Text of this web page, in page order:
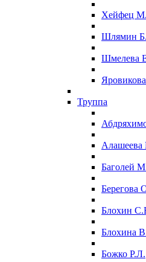
Хейфец
Шлямин
Шмелева
Труппа
Баголей
Берегова
Блохин
Блохина
Божко Р.Л.